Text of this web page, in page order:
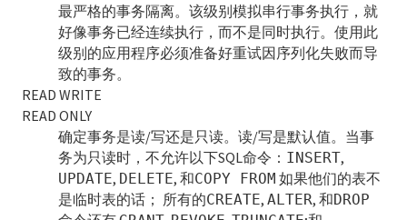
ALTER TYPE
ALTER USER
ALTER VIEW
ANALYZE
BEGIN
最严格的事务隔离。该级别模拟串行事务执行，就
好像事务已经连续执行，而不是同时执行。使用此
级别的应用程序必须准备好重试因序列化失败而导
致的事务。
READ WRITE
READ ONLY
确定事务是读/写还是只读。读/写是默认值。当事
务为只读时，不允许以下SQL命令： INSERT,
UPDATE, DELETE, 和COPY FROM 如果他们的表不
是临时表的话； 所有的CREATE, ALTER, 和DROP